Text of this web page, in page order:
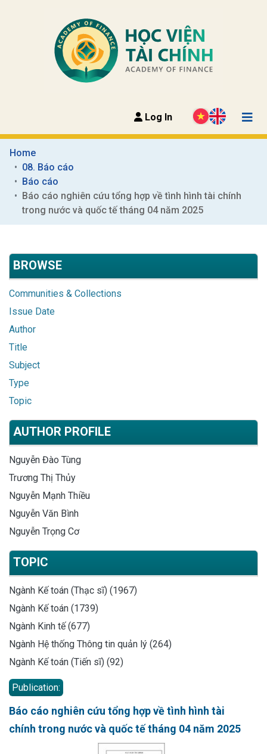
Log In
Home
08. Báo cáo
Báo cáo
Báo cáo nghiên cứu tổng hợp về tình hình tài chính
trong nước và quốc tế tháng 04 năm 2025
BROWSE
Communities & Collections
Issue Date
Author
Title
Subject
Type
Topic
AUTHOR PROFILE
Nguyễn Đào Tùng
Trương Thị Thủy
Nguyễn Mạnh Thiều
Nguyễn Văn Bình
Nguyễn Trọng Cơ
TOPIC
Ngành Kế toán (Thạc sĩ) (1967)
Ngành Kế toán (1739)
Ngành Kinh tế (677)
Ngành Hệ thống Thông tin quản lý (264)
Ngành Kế toán (Tiến sĩ) (92)
Publication:
Báo cáo nghiên cứu tổng hợp về tình hình tài
chính trong nước và quốc tế tháng 04 năm 2025